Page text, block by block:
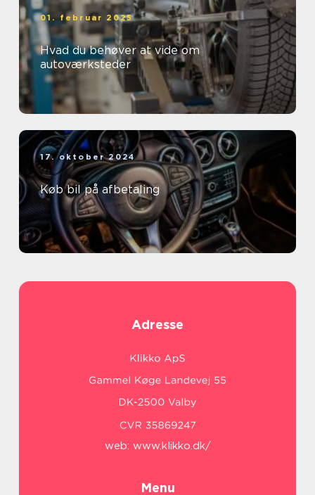
01. februar 2025
Hvad du behøver at vide om
autoværksteder
17. oktober 2024
Køb bil på afbetaling
Adresse
web: www.klikko.dk/
Menu